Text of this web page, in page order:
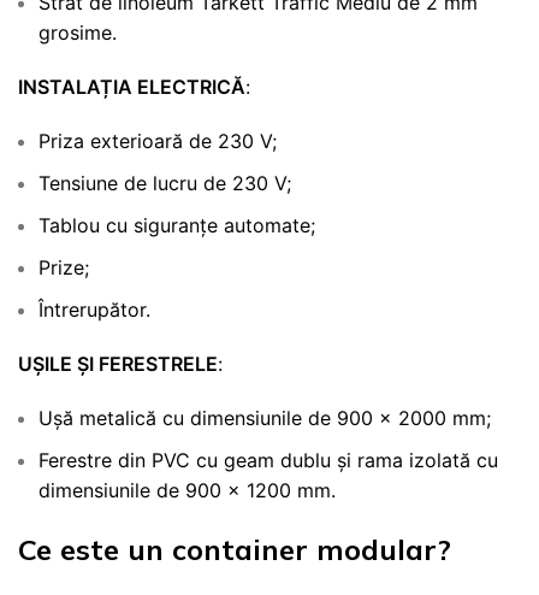
grosime.
INSTALAȚIA ELECTRICĂ:
Priza exterioară de 230 V;
Tensiune de lucru de 230 V;
Tablou cu siguranțe automate;
Prize;
Întrerupător.
UȘILE ȘI FERESTRELE:
Ușă metalică cu dimensiunile de 900 x 2000 mm;
Ferestre din PVC cu geam dublu și rama izolată cu
dimensiunile de 900 x 1200 mm.
Ce este un container modular?